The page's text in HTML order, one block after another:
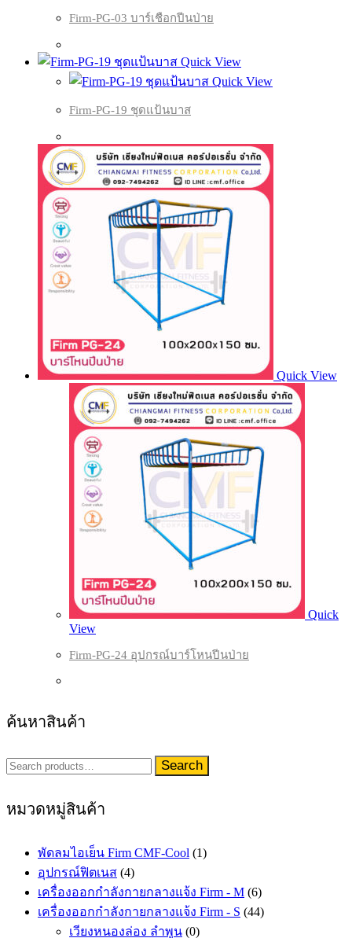
Firm-PG-03 บาร์เชือกปีนป่าย
Quick View
Quick View
Firm-PG-19 ชุดแป้นบาส
Quick View
Quick
View
Firm-PG-24 อุปกรณ์บาร์โหนปีนป่าย
ค้นหาสินค้า
Search
for:
Search
หมวดหมู่สินค้า
พัดลมไอเย็น Firm CMF-Cool (1)
อุปกรณ์ฟิตเนส (4)
เครื่องออกกำลังกายกลางแจ้ง Firm - M (6)
เครื่องออกกำลังกายกลางแจ้ง Firm - S (44)
เวียงหนองล่อง ลำพูน (0)